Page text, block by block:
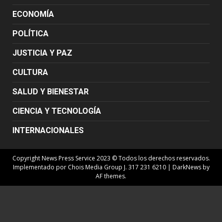
ECONOMÍA
POLÍTICA
JUSTICIA Y PAZ
CULTURA
SALUD Y BIENESTAR
CIENCIA Y TECNOLOGÍA
INTERNACIONALES
Copyright News Press Service 2023 © Todos los derechos reservados.
Implementado por Chois Media Group J. 317 231 6210 | DarkNewsby
AF themes.